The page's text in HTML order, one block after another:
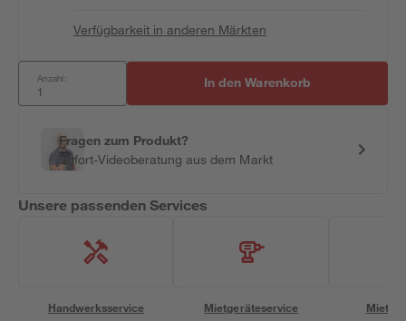
Verfügbarkeit in anderen Märkten
Anzahl: In den Warenkorb
Fragen zum Produkt?
Sofort-Videoberatung aus dem Markt
Unsere passenden Services
Handwerksservice Mietgeräteservice